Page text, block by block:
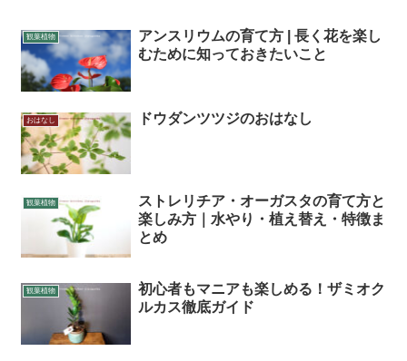
観葉植物
アンスリウムの育て方 | 長く花を楽し
むために知っておきたいこと
おはなし ドウダンツツジのおはなし
観葉植物
ストレリチア・オーガスタの育て方と
楽しみ方｜水やり・植え替え・特徴ま
とめ
観葉植物
初心者もマニアも楽しめる！ザミオク
ルカス徹底ガイド